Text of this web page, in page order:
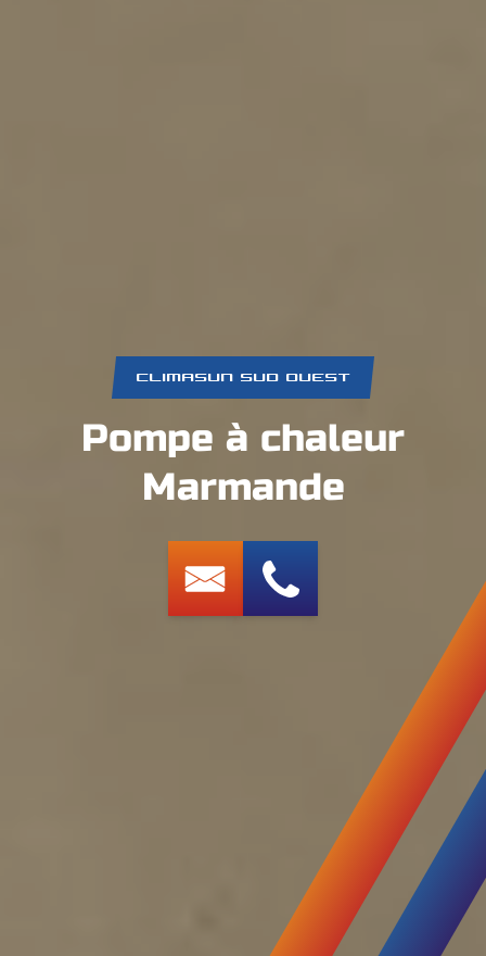
CLIMASUN SUD OUEST
Pompe à chaleur
Marmande